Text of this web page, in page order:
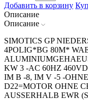
Добавить в корзину
Описание
Описание
SIMOTICS GP
4POLIG*BG 80M*
KW 3 -AC 60HZ
IM B -8, IM V -5 -
D22=MOTOR OHNE
AUSSERHALB EWR